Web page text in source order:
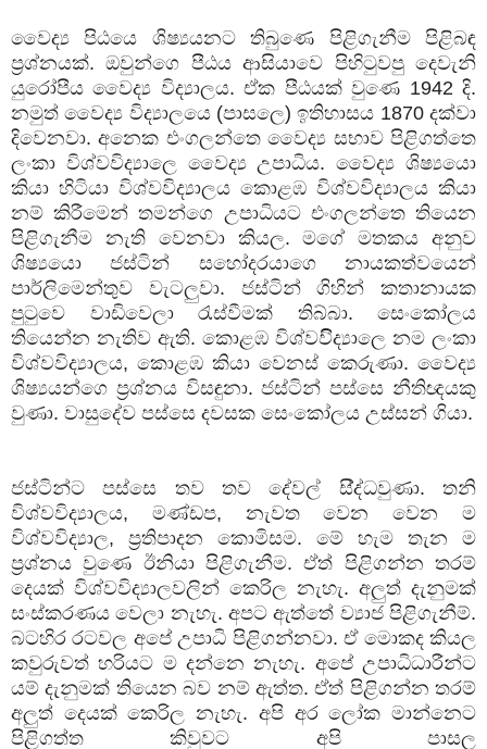
වෛද්‍ය පිඨයෙ ශිෂ්‍යයනට තිබුණෙ පිළිගැනීම පිළිබඳ
ප්‍රශ්නයක්. ඔවුන්ගෙ පීඨය ආසියාවෙ පිහිටුවපු දෙවැනි
යුරෝපීය වෛද්‍ය විද්‍යාලය. ඒක පීඨයක් වුණෙ 1942 දි.
නමුත් වෛද්‍ය විද්‍යාලයෙ (පාසලෙ) ඉතිහාසය 1870 දක්වා
දිවෙනවා. අනෙක එංගලන්තෙ වෛද්‍ය සභාව පිළිගත්තෙ
ලංකා විශ්වවිද්‍යාලෙ වෛද්‍ය උපාධිය. වෛද්‍ය ශිෂ්‍යයො
කියා හිටියා විශ්වවිද්‍යාලය කොළඹ විශ්වවිද්‍යාලය කියා
නම් කිරීමෙන් තමන්ගෙ උපාධියට එංගලන්තෙ තියෙන
පිළිගැනීම නැති වෙනවා කියල. මගේ මතකය අනුව
ශිෂ්‍යයො ජස්ටින් සහෝදරයාගෙ නායකත්වයෙන්
පාර්ලිමෙන්තුව වැටලුවා. ජස්ටින් ගිහින් කතානායක
පුටුවෙ වාඩිවෙලා රැස්වීමක් තිබ්බා. සෙංකෝලය
තියෙන්න නැතිව ඇති. කොළඹ විශ්වවිිද්‍යාලෙ නම ලංකා
විශ්වවිද්‍යාලය, කොළඹ කියා වෙනස් කෙරුණා. වෛද්‍ය
ශිෂ්‍යයන්ගෙ ප්‍රශ්නය විසඳුනා. ජස්ටින් පස්සෙ නීතිඥයකු
වුණා. වාසුදේව පස්සෙ දවසක සෙංකෝලය උස්සන් ගියා.
ජස්ටින්ට පස්සෙ තව තව දේවල් සි්ද්ධවුණා. තනි
විශ්වවිද්‍යාලය, මණ්ඩප, නැවත වෙන වෙන ම
විශ්වවිද්‍යාල, ප්‍රතිපාදන කොමිසම. මේ හැම තැන ම
ප්‍රශ්නය වුණෙ ඊනියා පිළිගැනීම. ඒත් පිළිගන්න තරම්
දෙයක් විශ්වවිද්‍යාලවලින් කෙරිල නැහැ. අලුත් දැනුමක්
සංස්කරණය වෙලා නැහැ. අපට ඇත්තේ ව්‍යාජ පිළිගැනීම්.
බටහිර රටවල අපේ උපාධි පිළිගන්නවා. ඒ මොකද කියල
කවුරුවත් හරියට ම දන්නෙ නැහැ. අපේ උපාධිධාරීන්ට
යම් දැනුමක් තියෙන බව නම් ඇත්ත. ඒත් පිළිගන්න තරම්
අලුත් දෙයක් කෙරිල නැහැ. අපි අර ලෝක මාන්නෙට
පිළිගත්ත කිවුවට අපි පාසල